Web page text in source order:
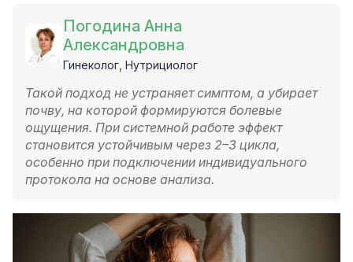
Погодина Анна
Александровна
Гинеколог, Нутрициолог
Такой подход не устраняет симптом, а убирает
почву, на которой формируются болевые
ощущения. При системной работе эффект
становится устойчивым через 2–3 цикла,
особенно при подключении индивидуального
протокола на основе анализа.